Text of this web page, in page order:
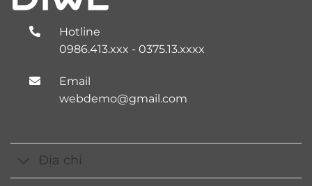
Hotline
0986.413.xxx - 0375.13.xxxx
Email
webdemo@gmail.com
Địa chỉ